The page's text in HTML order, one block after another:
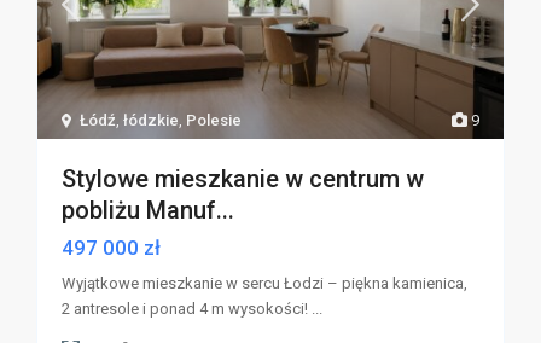
9
Łódź,łódzkie, Polesie
Stylowe mieszkanie w centrum w
pobliżu Manuf...
497 000 zł
Wyjątkowe mieszkanie w sercu Łodzi – piękna kamienica,
2 antresole i ponad 4 m wysokości! ...